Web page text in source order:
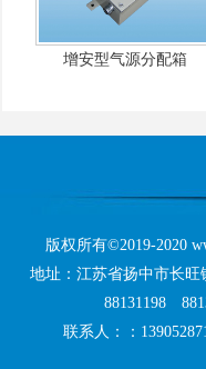
增安型气源分配箱
版权所有©2019-2020
地址：江苏省扬中市长
88131198
联系人：：